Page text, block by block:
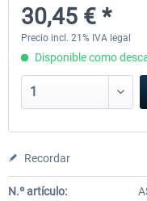
84,69 € *
30,45 € *
Precio incl. 21% IVA legal
Disponible como
Recordar
N.º artículo: